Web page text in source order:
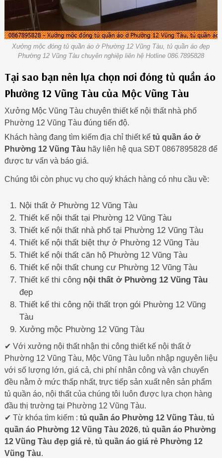
Xưởng mộc đóng tủ quần áo ở Phường 12 Vũng Tàu, tủ quần áo đẹp
Phường 12 Vũng Tàu chuyên nghiệp liên hệ Hotline 086.7895828
Tại sao bạn nên lựa chọn nơi đóng tủ quần áo
Phường 12 Vũng Tàu của Mộc Vũng Tàu
Xưởng Mộc Vũng Tàu chuyên thiết kế nội thất nhà phố
Phường 12 Vũng Tàu đúng tiến độ.
Khách hàng đang tìm kiếm địa chỉ thiết kế tủ quần áo ở
Phường 12 Vũng Tàu hãy liên hệ qua SĐT 0867895828 để
được tư vấn và báo giá.
Chúng tôi còn phục vụ cho quý khách hàng có nhu cầu về:
Nội thất ở Phường 12 Vũng Tàu
Thiết kế nội thất tại Phường 12 Vũng Tàu
Thiết kế nội thất nhà phố tại Phường 12 Vũng Tàu
Thiết kế nội thất biệt thự ở Phường 12 Vũng Tàu
Thiết kế nội thất căn hộ Phường 12 Vũng Tàu
Thiết kế nội thất chung cư Phường 12 Vũng Tàu
Thiết kế thi công nội thất ở Phường 12 Vũng Tàu
đẹp
Thiết kế thi công nội thất trọn gói Phường 12 Vũng
Tàu
Xưởng mộc Phường 12 Vũng Tàu
✔ Với xưởng nội thất nhận thi công thiết kế nội thất ở
Phường 12 Vũng Tàu, Mộc Vũng Tàu luôn nhập nguyên liệu
với số lượng lớn, giá cả, chi phí nhân công và vận chuyển
đều nằm ở mức thấp nhất, trực tiếp sản xuất nên sản phẩm
tủ quần áo, nội thất của chúng tôi luôn được lựa chọn hàng
đầu thị trường tại Phường 12 Vũng Tàu.
✔ Từ khóa tìm kiếm : tủ quần áo Phường 12 Vũng Tàu, tủ
quần áo Phường 12 Vũng Tàu 2026, tủ quần áo Phường
12 Vũng Tàu đẹp giá rẻ, tủ quần áo giá rẻ Phường 12
Vũng Tàu.